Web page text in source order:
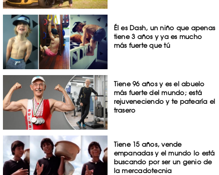
Él es Dash, un niño que apenas
tiene 3 años y ya es mucho
más fuerte que tú
Tiene 96 años y es el abuelo
más fuerte del mundo; está
rejuveneciendo y te patearía el
trasero
Tiene 15 años, vende
empanadas y el mundo lo está
buscando por ser un genio de
la mercadotecnia